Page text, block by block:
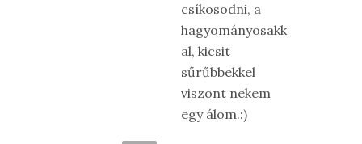
csíkosodni, a
hagyományosakk
al, kicsit
sűrűbbekkel
viszont nekem
egy álom.:)